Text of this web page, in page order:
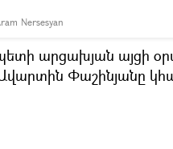
Nersesyan
արցախյան այցի
Ավարտին Փաշինյանը